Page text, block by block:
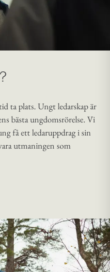
ta plats. Ungt ledarskap är
bästa ungdomsrörelse. Vi
få ett ledaruppdrag i sin
utmaningen som